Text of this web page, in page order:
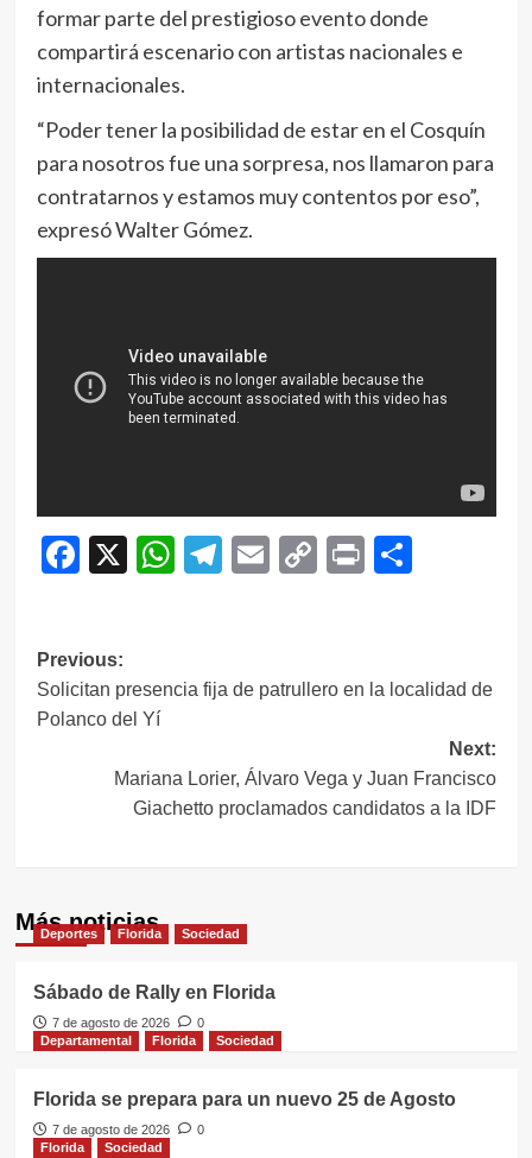
formar parte del prestigioso evento donde
compartirá escenario con artistas nacionales e
internacionales.
“Poder tener la posibilidad de estar en el Cosquín
para nosotros fue una sorpresa, nos llamaron para
contratarnos y estamos muy contentos por eso”,
expresó Walter Gómez.
Facebook
X WhatsApp
Telegram
EmailCopy
Print
Navegación
de
Previous:
Solicitan presencia fija de patrullero en la localidad de
Polanco del Yí
Next:
Mariana Lorier, Álvaro Vega y Juan Francisco
Giachetto proclamados candidatos a la IDF
Más noticias
Deportes Florida Sociedad
Sábado de Rally en Florida
7 de agosto de 2026
0
Departamental
Florida Sociedad
Florida se prepara para un nuevo 25 de Agosto
7 de agosto de 2026
0
Florida
Sociedad